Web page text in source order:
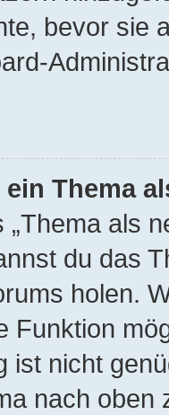
bevor sie
Thema
als
du das
holen.
Funktion
ist nicht
nach oben